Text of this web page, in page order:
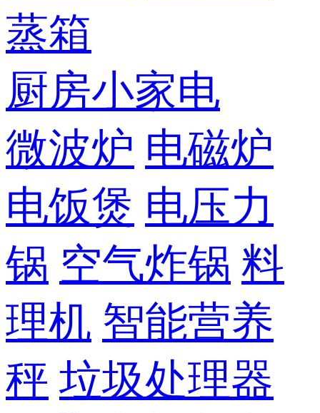
蒸箱
厨房小家电
微波炉 电磁炉
电饭煲 电压力
锅 空气炸锅 料
理机 智能营养
秤 垃圾处理器